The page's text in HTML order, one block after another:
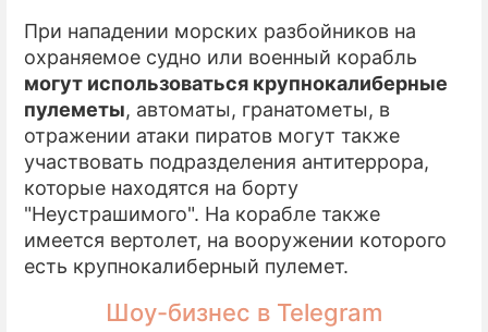
При нападении морских разбойников на
охраняемое судно или военный корабль
могут использоваться крупнокалиберные
пулеметы, автоматы, гранатометы, в
отражении атаки пиратов могут также
участвовать подразделения антитеррора,
которые находятся на борту
"Неустрашимого". На корабле также
имеется вертолет, на вооружении которого
есть крупнокалиберный пулемет.
Шоу-бизнес в Telegram